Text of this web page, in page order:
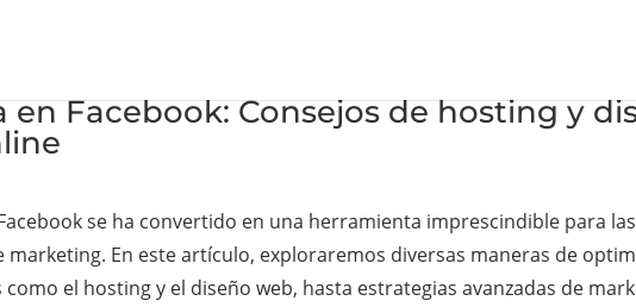
Facebook: Consejos de hosting y
se ha convertido en una herramienta imprescindible para
En este artículo, exploraremos diversas maneras de
el hosting y el diseño web, hasta estrategias avanzadas de